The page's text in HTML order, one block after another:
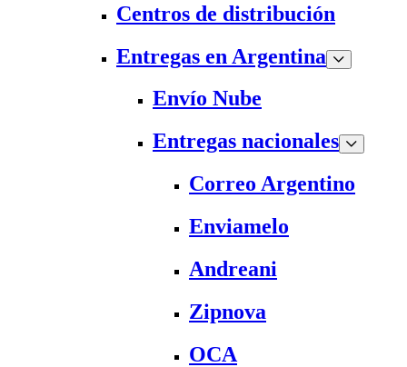
Centros de distribución
Entregas en Argentina
Envío Nube
Entregas nacionales
Correo Argentino
Enviamelo
Andreani
Zipnova
OCA